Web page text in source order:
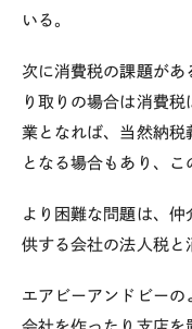
いる。
次に消費税の課題があ
り取りの場合は消費
業となれば、当然納税
となる場合もあり、こ
より困難な問題は、
供する会社の法人税と
エアビーアンドビー